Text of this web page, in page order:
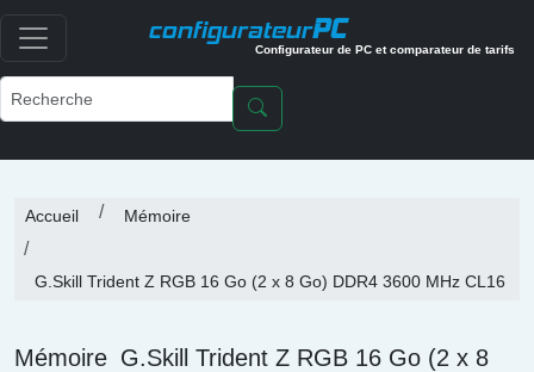
configurateurPC
Configurateur de PC et comparateur de tarifs
Accueil Mémoire
G.Skill Trident Z RGB 16 Go (2 x 8 Go) DDR4 3600 MHz CL16
Mémoire G.Skill Trident Z RGB 16 Go (2 x 8